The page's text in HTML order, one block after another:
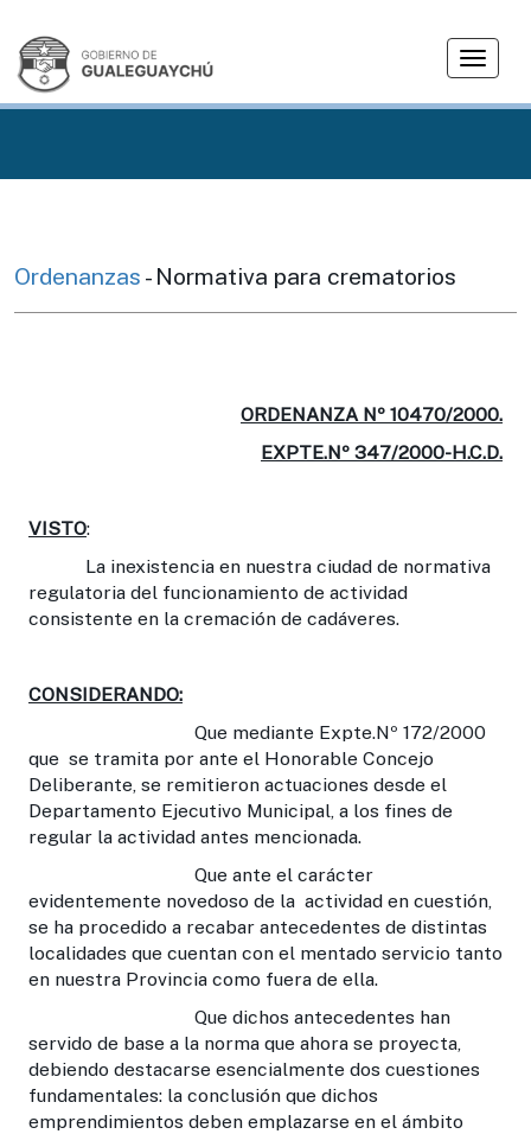
T
g
o
n
Ordenanzas - Normativa para crematorios
ORDENANZA Nº 10470/2000.
EXPTE.Nº 347/2000-H.C.D.
VISTO:
La inexistencia en nuestra ciudad de normativa
regulatoria del funcionamiento de actividad
consistente en la cremación de cadáveres.
CONSIDERANDO:
Que mediante Expte.Nº 172/2000
que se tramita por ante el Honorable Concejo
Deliberante, se remitieron actuaciones desde el
Departamento Ejecutivo Municipal, a los fines de
regular la actividad antes mencionada.
Que ante el carácter
evidentemente novedoso de la actividad en cuestión,
se ha procedido a recabar antecedentes de distintas
localidades que cuentan con el mentado servicio tanto
en nuestra Provincia como fuera de ella.
Que dichos antecedentes han
servido de base a la norma que ahora se proyecta,
debiendo destacarse esencialmente dos cuestiones
fundamentales: la conclusión que dichos
emprendimientos deben emplazarse en el ámbito